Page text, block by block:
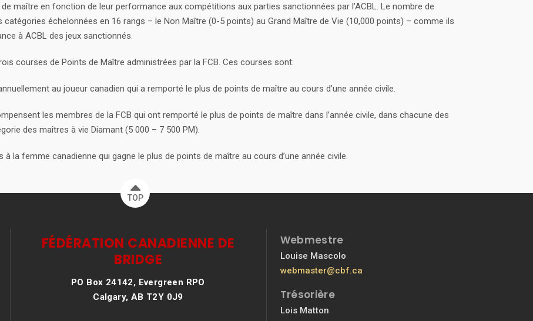
maître en fonction de leur performance aux compétitions aux parties sanctionnées par l’ACBL. Le nombre de
échelonnées en 16 rangs – le Non Maître (0-5 points) au Grand Maître de Vie (10,000 points) – comme ils
à ACBL des jeux sanctionnés.
courses de Points de Maître administrées par la FCB. Ces courses sont:
au joueur canadien qui a remporté le plus de points de maître au cours d’une année civile.
les membres de la FCB qui ont remporté le plus de points de maître dans l’année civile, dans chacune des
des maîtres à vie Diamant (5 000 – 7 500 PM).
la femme canadienne qui gagne le plus de points de maître au cours d’une année civile.
TOP
FÉDÉRATION CANADIENNE DE
BRIDGE
PO Box 24142, Evergreen RPO
Calgary, AB T2Y 0J9
Webmestre
Louise Mascolo
webmaster@cbf.ca
Trésorière
Lois Matton